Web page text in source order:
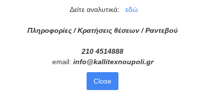
τώρα!
Δείτε αναλυτικά: εδώ
Πληροφορίες / Κρατήσεις θέσεων / Ραντεβού
210 4514888
email: info@kallitexnoupoli.gr
Close